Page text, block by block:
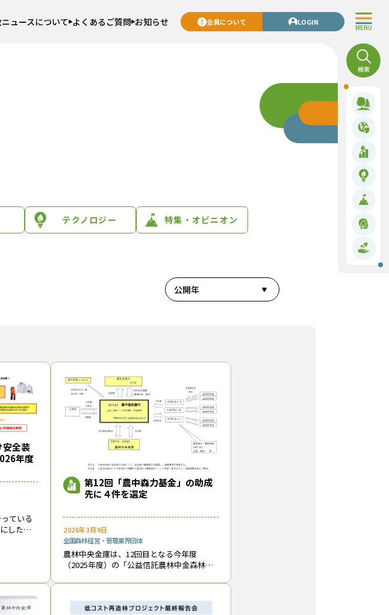
MENU
ュースについて よくあるご質問 お知らせ 会員について LOGIN
テクノロジー 特集・オピニオン
公開年
安全装
年度
ている
した林
第12回「農中森力基金」の助成
先に４件を選定
2026年3月9日
全国森林経営・管理業界団体
農林中央金庫は、12回目となる今年度
（2025年度）の「公益信託農林中金森林再
９日に決定・公表した。今回は14件の応募